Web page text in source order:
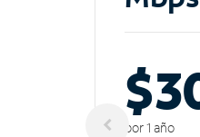
por 1 año